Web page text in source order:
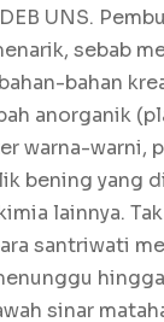
UNS.
sebab
bahan
anorganik
warna-warni,
bening yang
lainnya.
santriwati
sinar